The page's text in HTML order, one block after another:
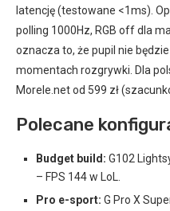
latencję (testowane <1ms).
polling 1000Hz, RGB off dla
oznacza to, że pupil nie
momentach rozgrywki. Dla
Morele.net od 599 zł
Polecane
Budget build: G102
– FPS 144 w LoL.
Pro e-sport: G Pro X